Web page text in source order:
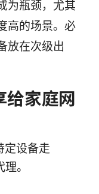
为瓶颈，尤其
高的场景。必
放在次级出
给家庭网
定设备走
。